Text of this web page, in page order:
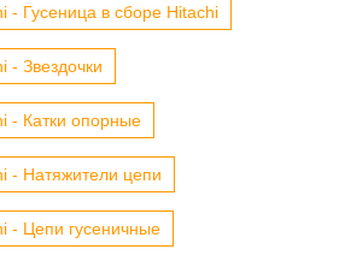
- Гусеница в сборе Hitachi
- Звездочки
- Катки опорные
- Натяжители цепи
- Цепи гусеничные